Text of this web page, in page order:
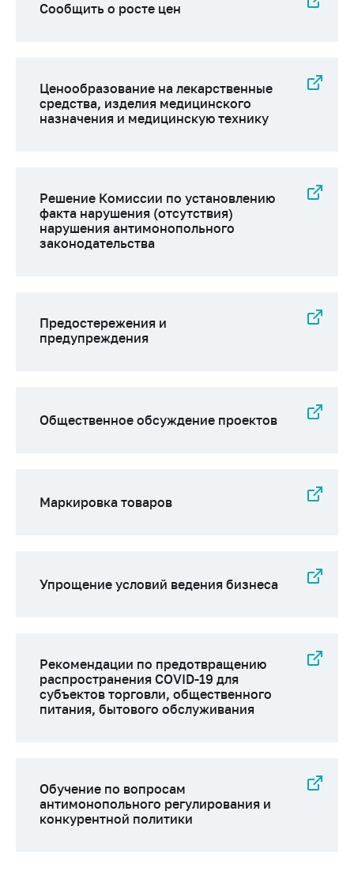
Сообщить о росте цен
Ценообразование на лекарственные
средства, изделия медицинского
назначения и медицинскую технику
Решение Комиссии по установлению
факта нарушения (отсутствия)
нарушения антимонопольного
законодательства
Предостережения и
предупреждения
Общественное обсуждение проектов
Маркировка товаров
Упрощение условий ведения бизнеса
Рекомендации по предотвращению
распространения COVID-19 для
субъектов торговли, общественного
питания, бытового обслуживания
Обучение по вопросам
антимонопольного регулирования и
конкурентной политики